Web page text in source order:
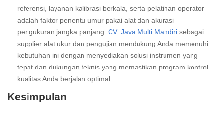
referensi, layanan kalibrasi berkala, serta pelatihan operator
adalah faktor penentu umur pakai alat dan akurasi
pengukuran jangka panjang. CV. Java Multi Mandiri sebagai
supplier alat ukur dan pengujian mendukung Anda memenuhi
kebutuhan ini dengan menyediakan solusi instrumen yang
tepat dan dukungan teknis yang memastikan program kontrol
kualitas Anda berjalan optimal.
Kesimpulan